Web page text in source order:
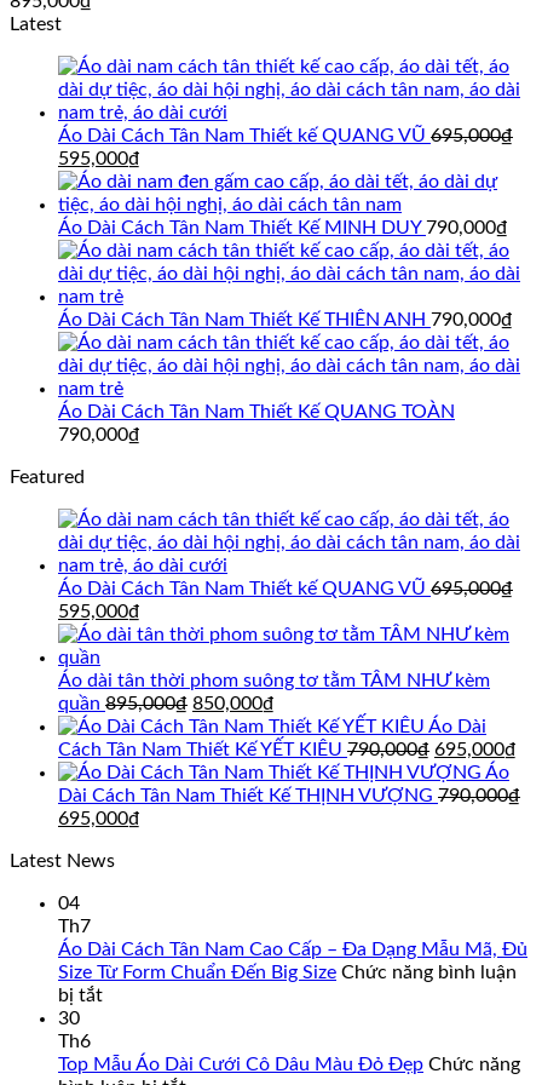
Latest
Áo Dài Cách Tân Nam Thiết kế QUANG VŨ 695,000₫
Giá
gốc
là:
695,000₫.
595,000₫
hiện
tại
là:
595,000₫.
Áo Dài Cách Tân Nam Thiết Kế MINH DUY 790,000₫
Áo Dài Cách Tân Nam Thiết Kế THIÊN ANH 790,000₫
Áo Dài Cách Tân Nam Thiết Kế QUANG TOÀN
790,000₫
Featured
Áo Dài Cách Tân Nam Thiết kế QUANG VŨ 695,000₫
Giá
gốc
là:
695,000₫.
595,000₫
hiện
là:
595,000₫.
Áo dài tân thời phom suông tơ tằm TÂM NHƯ kèm
quần 895,000₫ Giá
gốc
là:
895,000₫.
850,000₫
hiện
tại
là:
850,000₫.
Áo Dài
Cách Tân Nam Thiết Kế YẾT KIÊU 790,000₫ Giá
gốc
là:
695,000₫
tại
Áo
Dài Cách Tân Nam Thiết Kế THỊNH VƯỢNG 790,000₫
Giá
là:
695,000₫
Latest News
04
Th7
Áo Dài Cách Tân Nam Cao Cấp – Đa Dạng Mẫu Mã, Đủ
Size Từ Form Chuẩn Đến Big Size Chức năng bình luận
bị tắtở
Cách
30
Th6
Top Mẫu Áo Dài Cưới Cô Dâu Màu Đỏ Đẹp Chức năng